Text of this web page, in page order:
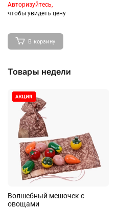
Игрушки на
радиоуправлении
Канцтовары, школьные
принадлежности
Авторизуйтесь,
чтобы увидеть цену
В корзину
Товары недели
Волшебный мешочек с
овощами